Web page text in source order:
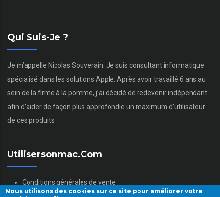
Qui Suis-Je ?
Je m’appelle Nicolas Souverain. Je suis consultant informatique
spécialisé dans les solutions Apple. Après avoir travaillé 6 ans au
sein de la firme à la pomme, j’ai décidé de redevenir indépendant
afin d’aider de façon plus approfondie un maximum d’utilisateur
de ces produits.
Utilisersonmac.com
Conditions générales de vente
Nous utilisons des cookies sur ce site pour améliorer votre